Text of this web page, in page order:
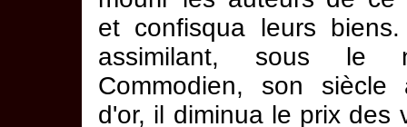
et confisqua leurs
assimilant, sous le
Commodien, son siècle
d'or, il diminua le prix des